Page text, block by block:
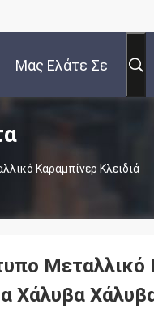
Μας Ελάτε Σε
Καραμπίνερ Κλειδιά
Μεταλλικό
Χάλυβα